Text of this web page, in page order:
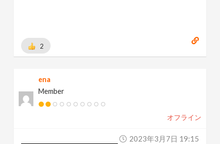
2
ena
Member
オフライン
2023年3月7日 19:15